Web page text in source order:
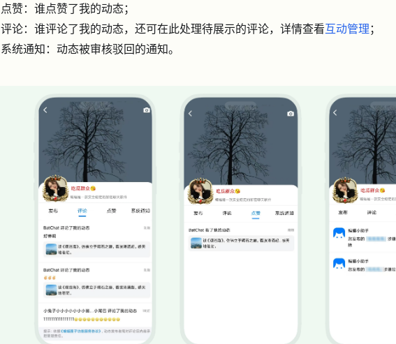
点赞：谁点赞了我的动态；
评论：谁评论了我的动态，还可在此处理待展示的评论，详情查看互动管理 ；
系统通知：动态被审核驳回的通知。